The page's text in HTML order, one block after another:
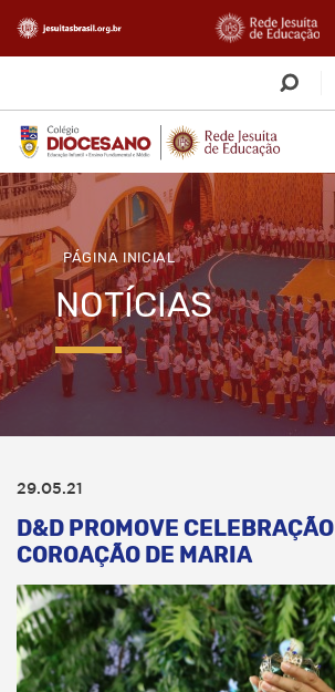
PÁGINA INICIAL
NOTÍCIAS
29.05.21
D&D PROMOVE
COROAÇÃO DE MARIA